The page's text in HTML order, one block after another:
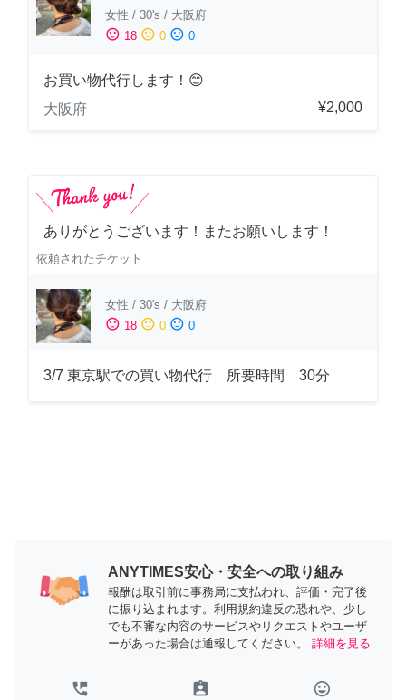
女性 / 30's / 大阪府
sentiment_satisfied 18 sentiment_neutral 0 sentiment_dissatisfied 0
お買い物代行します！😊
大阪府
¥2,000
ありがとうございます！またお願いします！
依頼されたチケット
女性 / 30's / 大阪府
sentiment_satisfied 18 sentiment_neutral 0 sentiment_dissatisfied 0
3/7 東京駅での買い物代行 所要時間 30分
ANYTIMES安心・安全への取り組み
報酬は取引前に事務局に支払われ、評価・完了後
に振り込まれます。利用規約違反の恐れや、少し
でも不審な内容のサービスやリクエストやユーザ
ーがあった場合は通報してください。
詳細を見る
perm_phone_msg assignment_ind tag_faces